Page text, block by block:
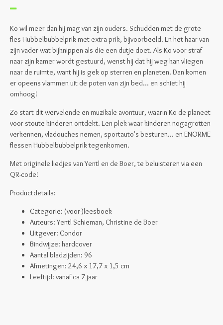
Ko wil meer dan hij mag van zijn ouders. Schudden met de grote
fles Hubbelbubbelprik met extra prik, bijvoorbeeld. En het haar van
zijn vader wat bijknippen als die een dutje doet. Als Ko voor straf
naar zijn kamer wordt gestuurd, wenst hij dat hij weg kan vliegen
naar de ruimte, want hij is gek op sterren en planeten. Dan komen
er opeens vlammen uit de poten van zijn bed... en schiet hij
omhoog!
Zo start dit wervelende en muzikale avontuur, waarin Ko de planeet
voor stoute kinderen ontdekt. Een plek waar kinderen nogagrotten
verkennen, vladouches nemen, sportauto's besturen... en ENORME
flessen Hubbelbubbelprik tegenkomen.
Met originele liedjes van Yentl en de Boer, te beluisteren via een
QR-code!
Productdetails:
Categorie: (voor-)leesboek
Auteurs: Yentl Schieman, Christine de Boer
Uitgever: Condor
Bindwijze: hardcover
Aantal bladzijden: 96
Afmetingen: 24,6 x 17,7 x 1,5 cm
Leeftijd: vanaf ca 7 jaar